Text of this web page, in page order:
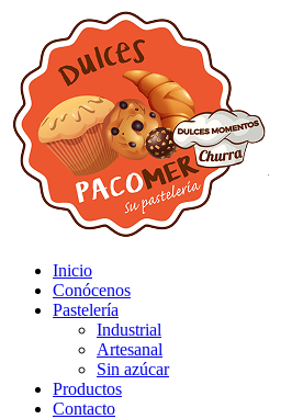
Inicio
Conócenos
Pastelería
Industrial
Artesanal
Sin azúcar
Productos
Contacto